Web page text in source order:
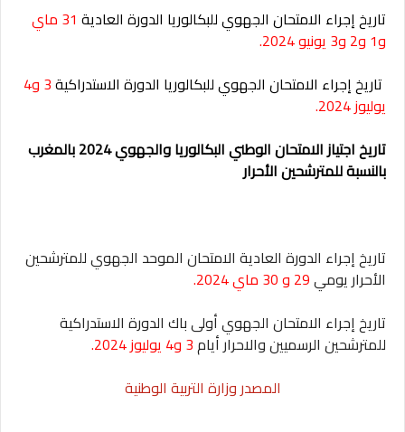
تاريخ إجراء الامتحان الجهوي للبكالوريا الدورة العادية
31 ماي
و1 و2 و3 يونيو 2024.
تاريخ إجراء الامتحان الجهوي للبكالوريا الدورة الاستدراكية
3 و4
يوليوز 2024.
تاريخ اجتياز الامتحان الوطني البكالوريا والجهوي 2024 بالمغرب
بالنسبة للمترشحين الأحرار
تاريخ إجراء الدورة العادية الامتحان الموحد الجهوي للمترشحين
الأحرار يومي
تاريخ إجراء الامتحان الجهوي أولى باك الدورة الاستدراكية
للمترشحين الرسميين والاحرار أيام3 و4 يوليوز 2024.
المصدر وزارة التربية الوطنية